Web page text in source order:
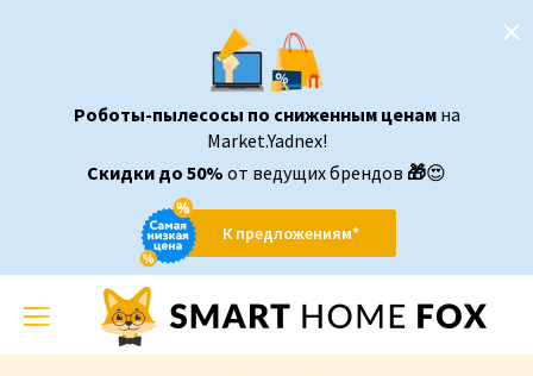
Роботы-пылесосы по сниженным ценам на
Market.Yadnex!
Скидки до 50% от ведущих брендов 🎁😍
К предложениям*
Toggle
navigation